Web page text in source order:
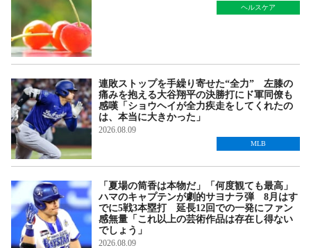
ヘルスケア
連敗ストップを手繰り寄せた“全力” 左膝の
痛みを抱える大谷翔平の決勝打にド軍同僚も
感嘆「ショウヘイが全力疾走をしてくれたの
は、本当に大きかった」
2026.08.09
MLB
「夏場の筒香は本物だ」「何度観ても最高」
ハマのキャプテンが劇的サヨナラ弾 8月はす
でに5戦3本塁打 延長12回での一発にファン
感無量「これ以上の芸術作品は存在し得ない
でしょう」
2026.08.09